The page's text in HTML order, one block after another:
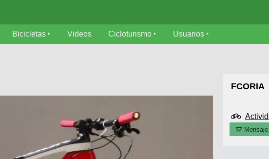
Bicicletas Videos Cicloturismo Usuarios
FCORIA
Mensaje